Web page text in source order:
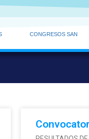
CONGRESOS SAN